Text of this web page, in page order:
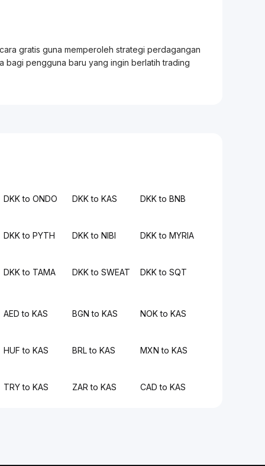
gratis guna memperoleh strategi perdagangan
bagi pengguna baru yang ingin berlatihtrading
DKK to ONDO DKK to KAS DKK to BNB
DKK to PYTH DKK to NIBI DKK to MYRIA
DKK to TAMA DKK to SWEAT DKK to SQT
AED to KAS BGN to KAS NOK to KAS
HUF to KAS BRL to KAS MXN to KAS
TRY to KAS ZAR to KAS CAD to KAS